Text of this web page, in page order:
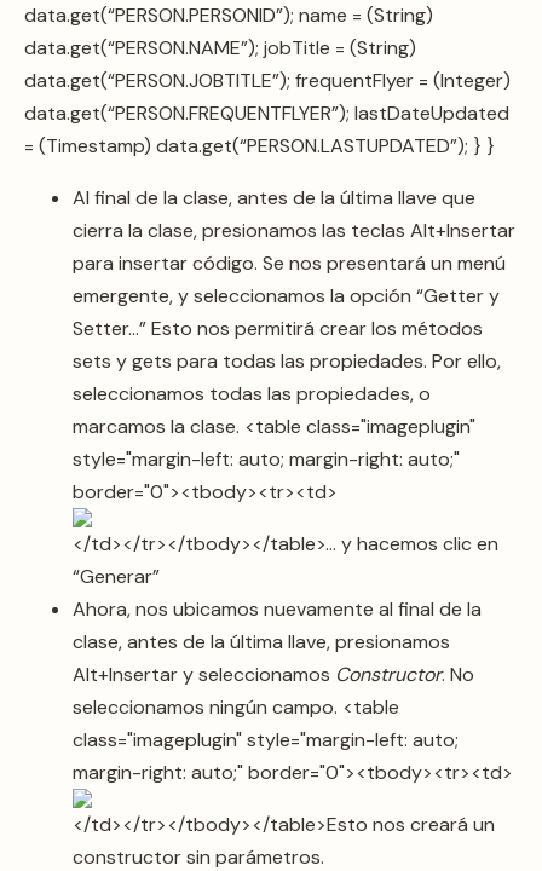
data.get(“PERSON.PERSONID”); name = (String)
data.get(“PERSON.NAME”); jobTitle = (String)
data.get(“PERSON.JOBTITLE”); frequentFlyer = (Integer)
data.get(“PERSON.FREQUENTFLYER”); lastDateUpdated
= (Timestamp) data.get(“PERSON.LASTUPDATED”); } }
Al final de la clase, antes de la última llave que
cierra la clase, presionamos las teclas Alt+Insertar
para insertar código. Se nos presentará un menú
emergente, y seleccionamos la opción “Getter y
Setter…” Esto nos permitirá crear los métodos
sets y gets para todas las propiedades. Por ello,
seleccionamos todas las propiedades, o
marcamos la clase. <table class="imageplugin"
style="margin-left: auto; margin-right: auto;"
border="0"><tbody><tr><td>
</td></tr></tbody></table>… y hacemos clic en
“Generar”
Ahora, nos ubicamos nuevamente al final de la
clase, antes de la última llave, presionamos
Alt+Insertar y seleccionamos Constructor. No
seleccionamos ningún campo. <table
class="imageplugin" style="margin-left: auto;
margin-right: auto;" border="0"><tbody><tr><td>
</td></tr></tbody></table>Esto nos creará un
constructor sin parámetros.